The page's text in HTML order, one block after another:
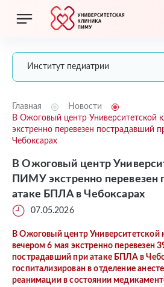
Институт педиатрии
Главная
Новости
В Ожоговый центр Университетской
экстренно перевезен пострадавший
Чебоксарах
В Ожоговый центр
ПИМУ экстренно перевезен
атаке БПЛА в Чебоксарах
07.05.2026
В Ожоговый центр
вечером 6 мая экстренно перевезен
пострадавший при атаке БПЛА в
госпитализирован в отделение
реанимации в состоянии